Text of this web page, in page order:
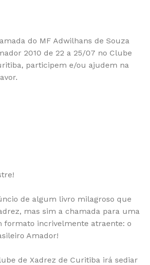
do MF Adwilhans de Souza
2010 de 22 a 25/07 no Clube
participem e/ou ajudem na
de algum livro milagroso que
mas sim a chamada para uma
formato incrivelmente atraente: o
Amador!
de Xadrez de Curitiba irá sediar